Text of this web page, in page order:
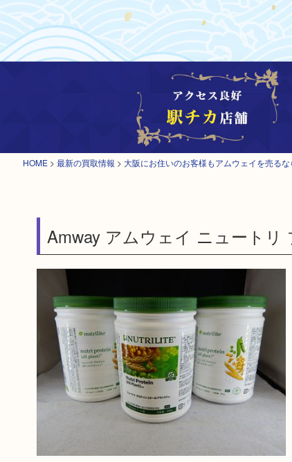
HOME > 最新の買取情報 > 大阪にお住いのお客様もアムウェイを売る
Amway アムウェイ ニュートリ